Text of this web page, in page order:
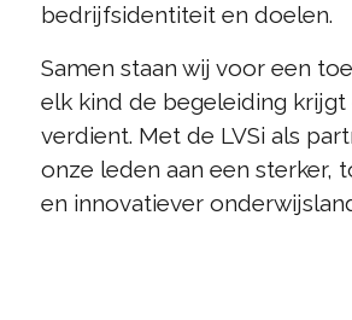
bedrijfsidentiteit en doelen.
Samen staan wij voor een
elk kind de begeleiding krijgt
verdient. Met de LVSi als
onze leden aan een sterker,
en innovatiever